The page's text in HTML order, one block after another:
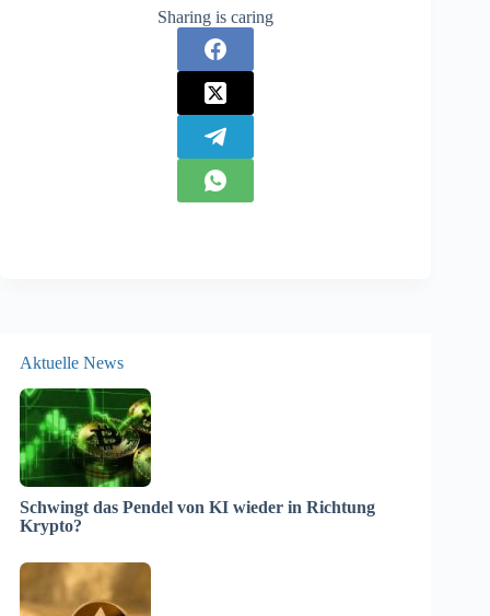
Sharing is caring
Aktuelle News
Schwingt das Pendel von KI wieder in Richtung
Krypto?